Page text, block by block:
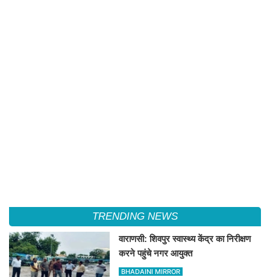
TRENDING NEWS
वाराणसी: शिवपुर स्वास्थ्य केंद्र का निरीक्षण
करने पहुंचे नगर आयुक्त
BHADAINI MIRROR